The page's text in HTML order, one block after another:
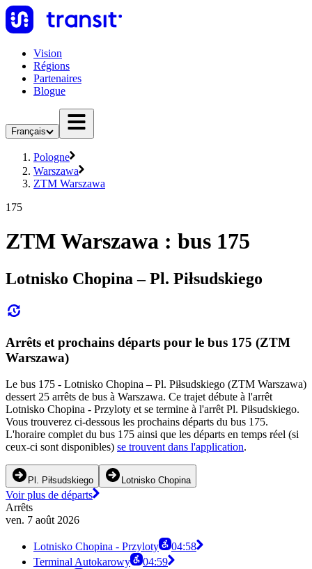
Vision
Régions
Partenaires
Blogue
Français
Pologne
Warszawa
ZTM Warszawa
175
ZTM Warszawa : bus 175
Lotnisko Chopina – Pl. Piłsudskiego
Arrêts et prochains départs pour le bus 175 (ZTM
Warszawa)
Le bus 175 - Lotnisko Chopina – Pl. Piłsudskiego (ZTM Warszawa)
dessert 25 arrêts de bus à Warszawa. Ce trajet débute à l'arrêt
Lotnisko Chopina - Przyloty et se termine à l'arrêt Pl. Piłsudskiego.
Vous trouverez ci-dessous les prochains départs du bus 175.
L'horaire complet du bus 175 ainsi que les départs en temps réel (si
ceux-ci sont disponibles) se trouvent dans l'application.
Pl. Piłsudskiego Lotnisko Chopina
Voir plus de départs
Arrêts
ven. 7 août 2026
Lotnisko Chopina - Przyloty
04:58
Terminal Autokarowy
04:59